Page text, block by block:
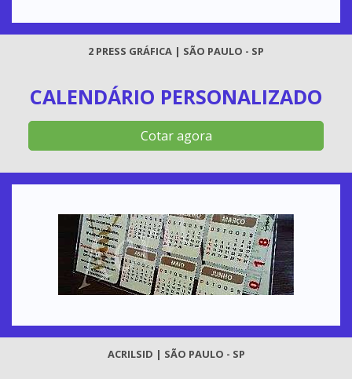
2 PRESS GRÁFICA | SÃO PAULO - SP
CALENDÁRIO PERSONALIZADO
Cotar agora
ACRILSID | SÃO PAULO - SP